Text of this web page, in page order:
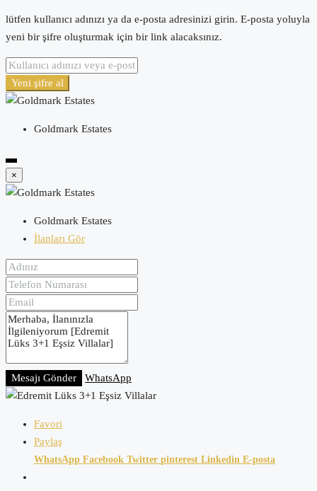
lütfen kullanıcı adınızı ya da e-posta adresinizi girin. E-posta yoluyla
yeni bir şifre oluşturmak için bir link alacaksınız.
Yeni şifre al
Goldmark Estates
×
Goldmark Estates
İlanları Gör
Mesajı Gönder WhatsApp
Favori
Paylaş
WhatsApp Facebook Twitter pinterest Linkedin E-posta